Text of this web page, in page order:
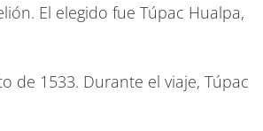
El elegido fue Túpac Hualpa,
de 1533. Durante el viaje, Túpac